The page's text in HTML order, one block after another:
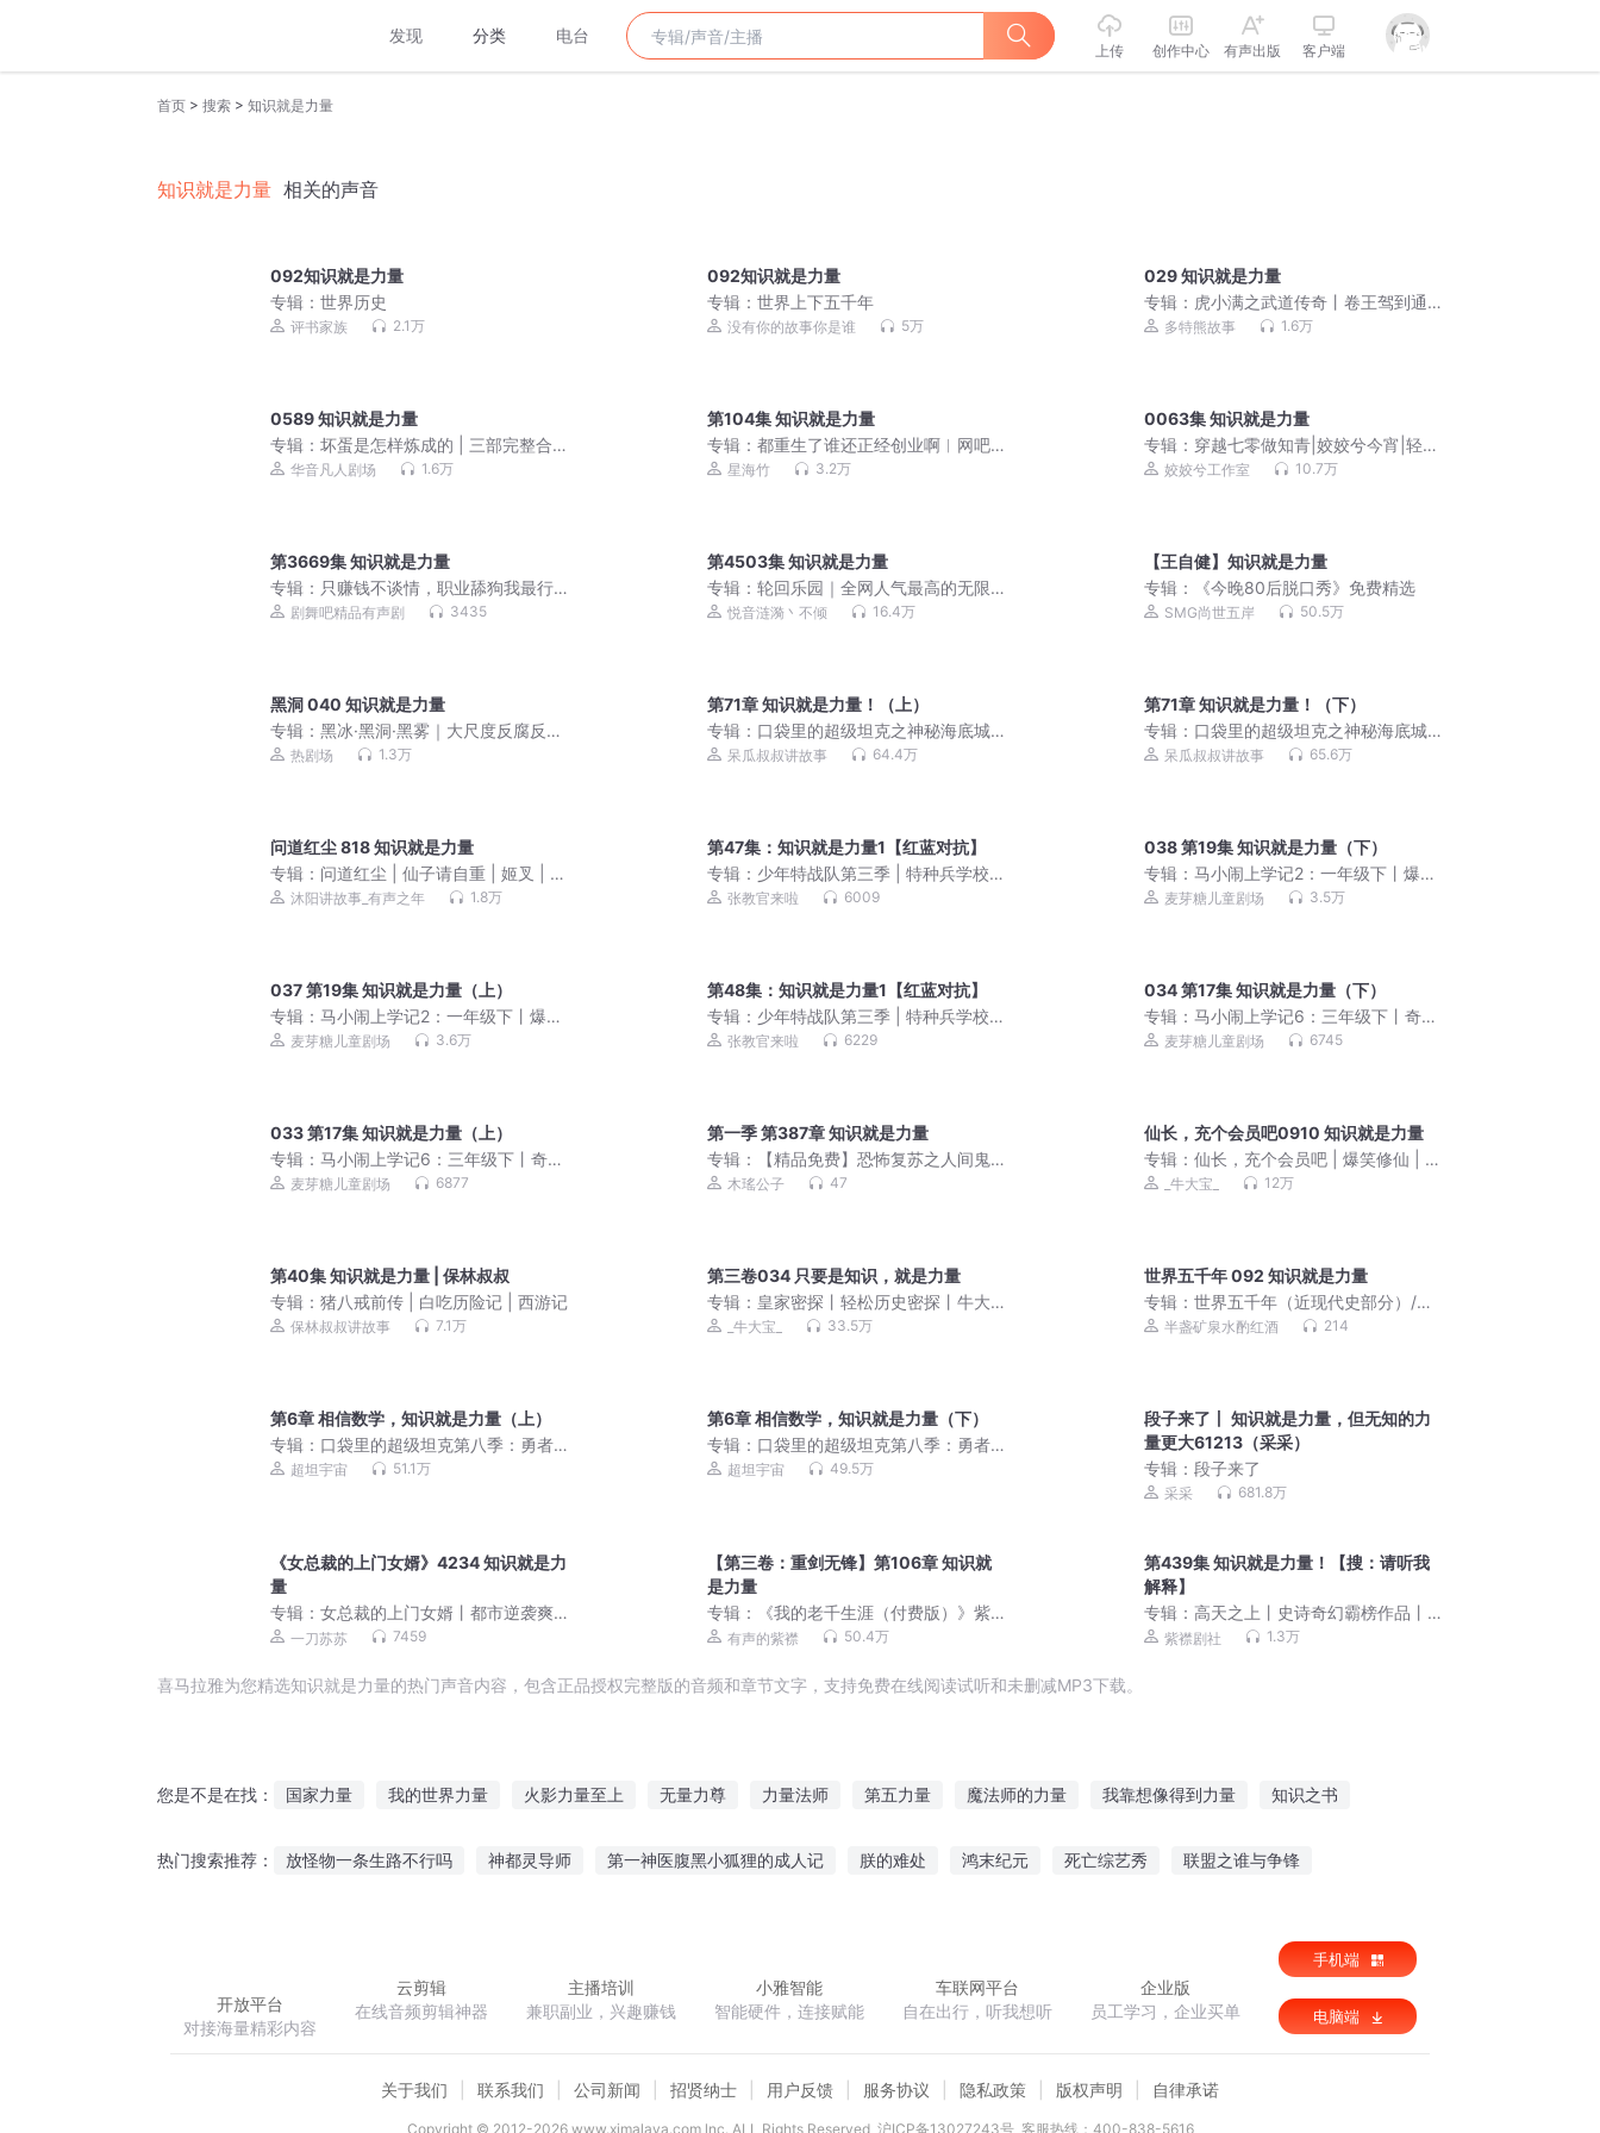
发现 分类 电台
上传 创作中心 有声出版 客户端
首页 > 搜索 > 知识就是力量
知识就是力量 相关的声音
092知识就是力量
专辑： 世界历史
评书家族 2.1万
092知识就是力量
专辑：世界上下五千年
没有你的故事你是谁 5万
029 知识就是力量
专辑： 虎小满之武道传奇丨卷王驾到通
通闪开丨多特熊故事
多特熊故事 1.6万
0589 知识就是力量
专辑： 坏蛋是怎样炼成的 | 三部完整合
集，桑梓演绎谢文东
华音凡人剧场 1.6万
第104集 知识就是力量
专辑：都重生了谁还正经创业啊︱网吧
起家｜重生搞笑爽文︱起点爆品︱多人
星海竹 3.2万
0063集 知识就是力量
专辑： 穿越七零做知青|姣姣兮今宵|轻松
向发家致富群像爽文
姣姣兮工作室 10.7万
第3669集 知识就是力量
专辑： 只赚钱不谈情，职业舔狗我最行
｜女总裁的上门女婿逆袭
剧舞吧精品有声剧 3435
第4503集 知识就是力量
专辑：轮回乐园｜全网人气最高的无限
流 悦音涟漪丶不倾 16.4万
【王自健】知识就是力量
专辑：
《今晚80后脱口秀》免费精选
SMG尚世五岸 50.5万
黑洞 040 知识就是力量
专辑： 黑冰·黑洞·黑雾｜大尺度反腐反黑
题材天花板｜王志文、陈道明主演豆瓣
热剧场 1.3万
第71章 知识就是力量！（上）
专辑： 口袋里的超级坦克之神秘海底城
｜爆笑校园｜奇幻冒险
呆瓜叔叔讲故事 64.4万
第71章 知识就是力量！（下）
专辑： 口袋里的超级坦克之神秘海底城
｜爆笑校园｜奇幻冒险
呆瓜叔叔讲故事 65.6万
问道红尘 818 知识就是力量
专辑： 问道红尘 | 仙子请自重 | 姬叉 | 仙
侠 | 爆笑 | 多人VIP免费有声剧
沐阳讲故事_有声之年 1.8万
第47集：知识就是力量1【红蓝对抗】
专辑： 少年特战队第三季 | 特种兵学校
前传 | 八路叔叔
张教官来啦 6009
038 第19集 知识就是力量（下）
专辑：马小闹上学记2：一年级下丨爆笑
一年级丨儿童睡前故事
麦芽糖儿童剧场 3.5万
037 第19集 知识就是力量（上）
专辑： 马小闹上学记2：一年级下丨爆笑
一年级丨儿童睡前故事
麦芽糖儿童剧场 3.6万
第48集：知识就是力量1【红蓝对抗】
专辑： 少年特战队第三季 | 特种兵学校
前传 | 八路叔叔
张教官来啦 6229
034 第17集 知识就是力量（下）
专辑：马小闹上学记6：三年级下丨奇葩
班干部丨儿童睡前故事
麦芽糖儿童剧场 6745
033 第17集 知识就是力量（上）
专辑： 马小闹上学记6：三年级下丨奇葩
班干部丨儿童睡前故事
麦芽糖儿童剧场 6877
第一季 第387章 知识就是力量
专辑：
【精品免费】恐怖复苏之人间鬼
狱|恐怖灵异|神作
木瑤公子 47
仙长，充个会员吧0910 知识就是力量
专辑：仙长，充个会员吧 | 爆笑修仙 | 牛
大宝_牛大宝_ 12万
第40集 知识就是力量 | 保林叔叔
专辑： 猪八戒前传 | 白吃历险记 | 西游记
保林叔叔讲故事 7.1万
第三卷034 只要是知识，就是力量
专辑： 皇家密探丨轻松历史密探丨牛大
宝爆笑演播
_牛大宝_ 33.5万
世界五千年 092 知识就是力量
专辑：世界五千年（近现代史部分）/历
史/全球经典/免费
半盏矿泉水酌红酒 214
第6章 相信数学，知识就是力量（上）
专辑： 口袋里的超级坦克第八季：勇者
归来|冒险故事|超能装甲兵团
超坦宇宙 51.1万
第6章 相信数学，知识就是力量（下）
专辑： 口袋里的超级坦克第八季：勇者
归来|冒险故事|超能装甲兵团
超坦宇宙 49.5万
段子来了丨 知识就是力量，但无知的力
量更大61213（采采）
专辑：段子来了
采采 681.8万
《女总裁的上门女婿》4234 知识就是力
量
专辑： 女总裁的上门女婿丨都市逆袭爽
文丨铁三角领衔多人有声剧
一刀苏苏 7459
【第三卷：重剑无锋】第106章 知识就
是力量
专辑：
《我的老千生涯（付费版）》紫
襟故事
有声的紫襟 50.4万
第439集 知识就是力量！【搜：请听我
解释】
专辑： 高天之上丨史诗奇幻霸榜作品丨
魔法&科幻丨紫襟剧社制作|多人有声剧
紫襟剧社 1.3万
喜马拉雅为您精选知识就是力量的热门声音内容，包含正品授权完整版的音频和章节文字，支持免费在线阅读试听和未删减MP3下载。
您是不是在找： 国家力量 我的世界力量 火影力量至上 无量力尊 力量法师 第五力量 魔法师的力量 我靠想像得到力量 知识之书
热门搜索推荐： 放怪物一条生路不行吗 神都灵导师 第一神医腹黑小狐狸的成人记 朕的难处 鸿末纪元 死亡综艺秀 联盟之谁与争锋
开放平台
对接海量精彩内容
云剪辑
在线音频剪辑神器
主播培训
兼职副业，兴趣赚钱
小雅智能
智能硬件，连接赋能
车联网平台
自在出行，听我想听
企业版
员工学习，企业买单
手机端
电脑端
关于我们 联系我们 公司新闻 招贤纳士 用户反馈 服务协议 隐私政策 版权声明 自律承诺
Copyright © 2012-2026www.ximalaya.com lnc. ALL Rights Reserved 沪ICP备13027243号 客服热线：400-838-5616